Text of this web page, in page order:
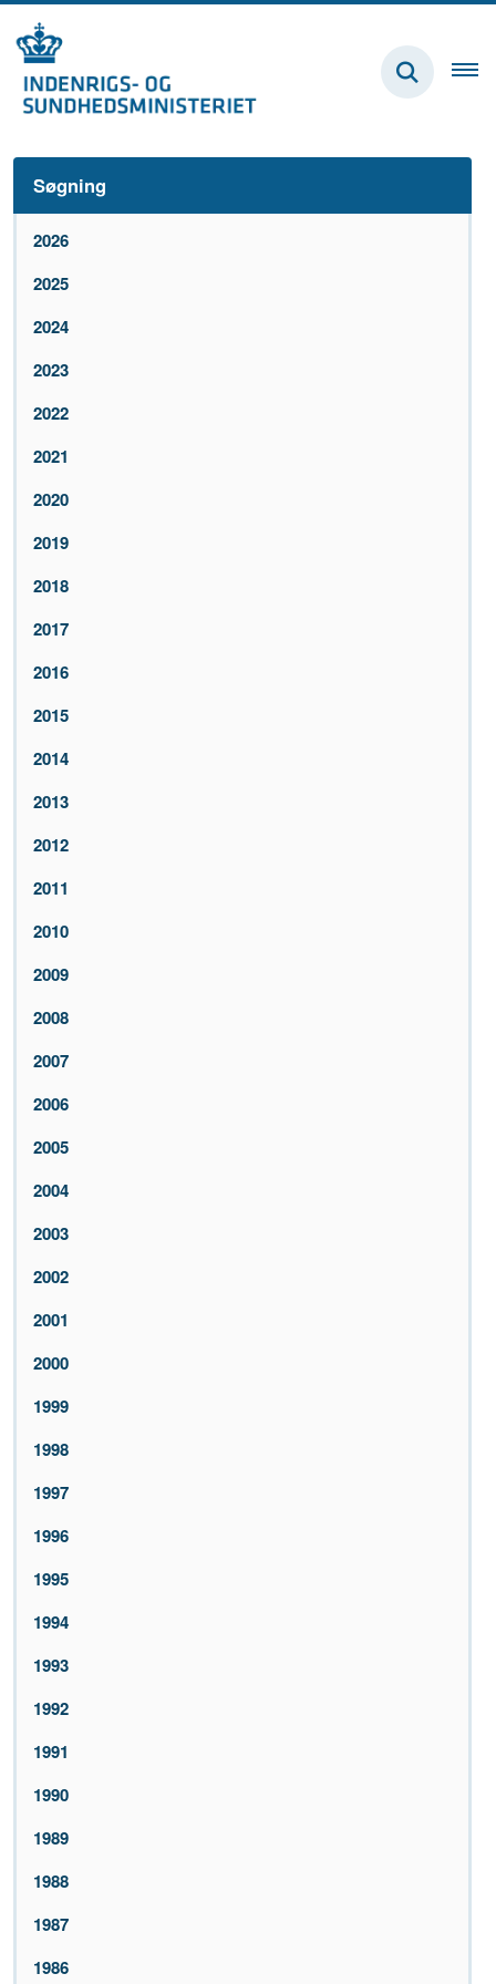
Søgning
2026
2025
2024
2023
2022
2021
2020
2019
2018
2017
2016
2015
2014
2013
2012
2011
2010
2009
2008
2007
2006
2005
2004
2003
2002
2001
2000
1999
1998
1997
1996
1995
1994
1993
1992
1991
1990
1989
1988
1987
1986